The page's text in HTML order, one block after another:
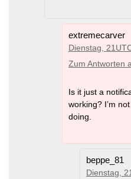
extremecarver
Dienstag,
Zum Antworten
Is it just a
working? I’m
doing.
beppe_81
Dienstag,